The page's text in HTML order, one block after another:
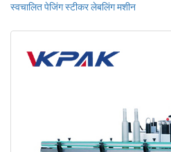
स्वचालित पेजिंग स्टीकर लेबलिंग मशीन